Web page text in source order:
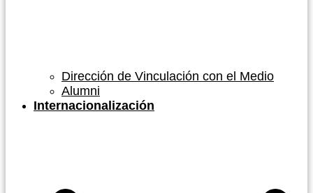
Dirección de Vinculación con el Medio
Alumni
Internacionalización